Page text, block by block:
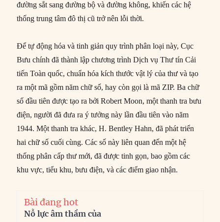
đường sắt sang đường bộ và đường không, khiến các hệ
thống trung tâm đô thị cũ trở nên lỗi thời.
Để tự động hóa và tinh giản quy trình phân loại này, Cục
Bưu chính đã thành lập chương trình Dịch vụ Thư tín Cải
tiến Toàn quốc, chuẩn hóa kích thước vật lý của thư và tạo
ra một mã gồm năm chữ số, hay còn gọi là mã ZIP. Ba chữ
số đầu tiên được tạo ra bởi Robert Moon, một thanh tra bưu
điện, người đã đưa ra ý tưởng này lần đầu tiên vào năm
1944. Một thanh tra khác, H. Bentley Hahn, đã phát triển
hai chữ số cuối cùng. Các số này liên quan đến một hệ
thống phân cấp thư mới, đã được tinh gọn, bao gồm các
khu vực, tiểu khu, bưu điện, và các điểm giao nhận.
Bài đang hot
Nỗ lực âm thầm của